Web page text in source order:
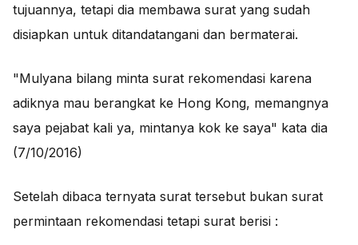
tujuannya, tetapi dia membawa surat yang sudah
disiapkan untuk ditandatangani dan bermaterai.
"Mulyana bilang minta surat rekomendasi karena
adiknya mau berangkat ke Hong Kong, memangnya
saya pejabat kali ya, mintanya kok ke saya" kata dia
(7/10/2016)
Setelah dibaca ternyata surat tersebut bukan surat
permintaan rekomendasi tetapi surat berisi :